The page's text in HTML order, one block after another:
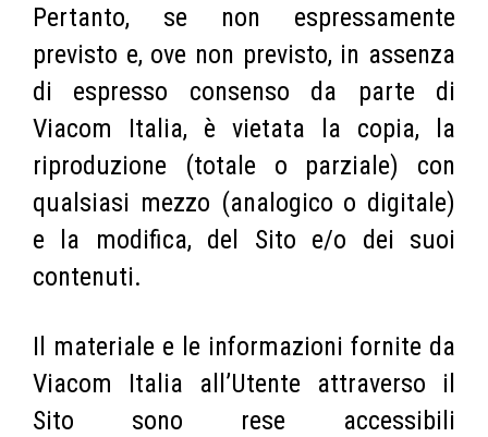
Pertanto, se non espressamente
previsto e, ove non previsto, in assenza
di espresso consenso da parte di
Viacom Italia, è vietata la copia, la
riproduzione (totale o parziale) con
qualsiasi mezzo (analogico o digitale)
e la modifica, del Sito e/o dei suoi
contenuti.
Il materiale e le informazioni fornite da
Viacom Italia all’Utente attraverso il
Sito sono rese accessibili